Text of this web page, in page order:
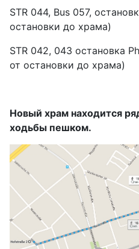
STR 044, Bus 057,
остановки до храма)
STR 042, 043 остановка
от остановки до храма)
Новый храм находится
ходьбы пешком.